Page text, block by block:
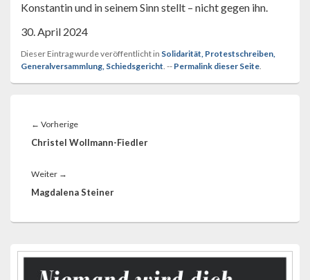
Konstantin und in seinem Sinn stellt – nicht gegen ihn.
30. April 2024
Dieser Eintrag wurde veröffentlicht in Solidarität, Protestschreiben,
Generalversammlung, Schiedsgericht. -- Permalink dieser Seite.
← VorherigeVorheriger
Beitrag:
Christel Wollmann-Fiedler
Weiter →
Beitrag:
Magdalena Steiner
Primärer
Widgetbereich